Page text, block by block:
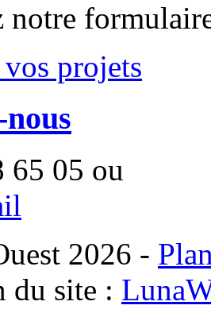
notre
projets
65 05 ou
2026 -
du site :